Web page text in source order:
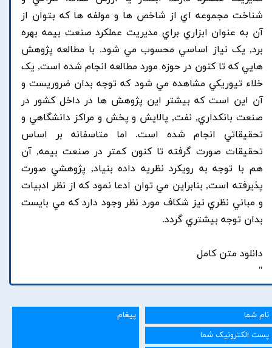
شناخت مجموعه اي از شاخص ها و مولفه ها که بتوان از
آن به عنوان ابزاري براي مديريت عملکرد صنعت بيمه بهره
برد, يک نياز اساسي محسوب مي شود. با مطالعه پژوهش
هايي که تا کنون در حوزه مورد مطالعه انجام شده است, يک
خلاء تيوريکي مشاهده مي شود که توجه بدان ضروريست و
آن اين است که بيشتر اين پژوهش ها در داخل کشور در
صنعت بانکداري, نفت, پالايش و پخش و مراکز دانشگاهي و
تحقيقاتي انجام شده است. اما متاسفانه بر اساس
تحقيقات صورت گرفته تا کنون کمتر در صنعت بيمه, آن
هم با توجه به رويکرد نظريه داده بنياد, پژوهشي صورت
پذيرفته است, بنابراين مي توان ادعا نمود که از نظر ادبيات
و مباني نظري نيز شکاف مورد نظر وجود دارد که مي بايست
بدان توجه بيشتري گردد.
دانلود متن کامل
"